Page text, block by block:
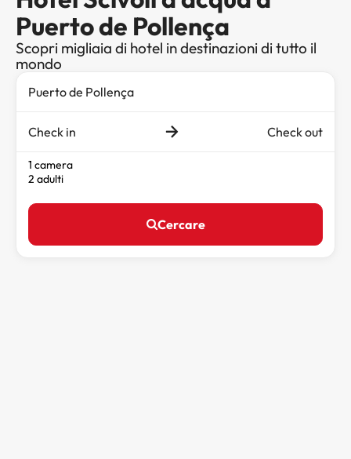
Puerto de Pollença
Scopri migliaia di hotel in destinazioni di tutto il
mondo
Check in Check out
1 camera
2 adulti
Cercare